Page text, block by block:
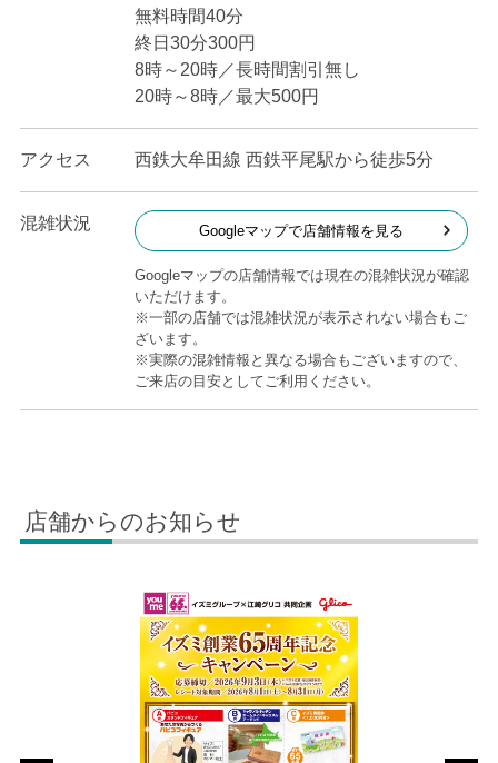
無料時間40分
終日30分300円
8時～20時／長時間割引無し
20時～8時／最大500円
アクセス 西鉄大牟田線 西鉄平尾駅から徒歩5分
混雑状況 Googleマップで店舗情報を見る
Googleマップの店舗情報では現在の混雑状況が確認
いただけます。
※一部の店舗では混雑状況が表示されない場合もご
ざいます。
※実際の混雑情報と異なる場合もございますので、
ご来店の目安としてご利用ください。
店舗からのお知らせ